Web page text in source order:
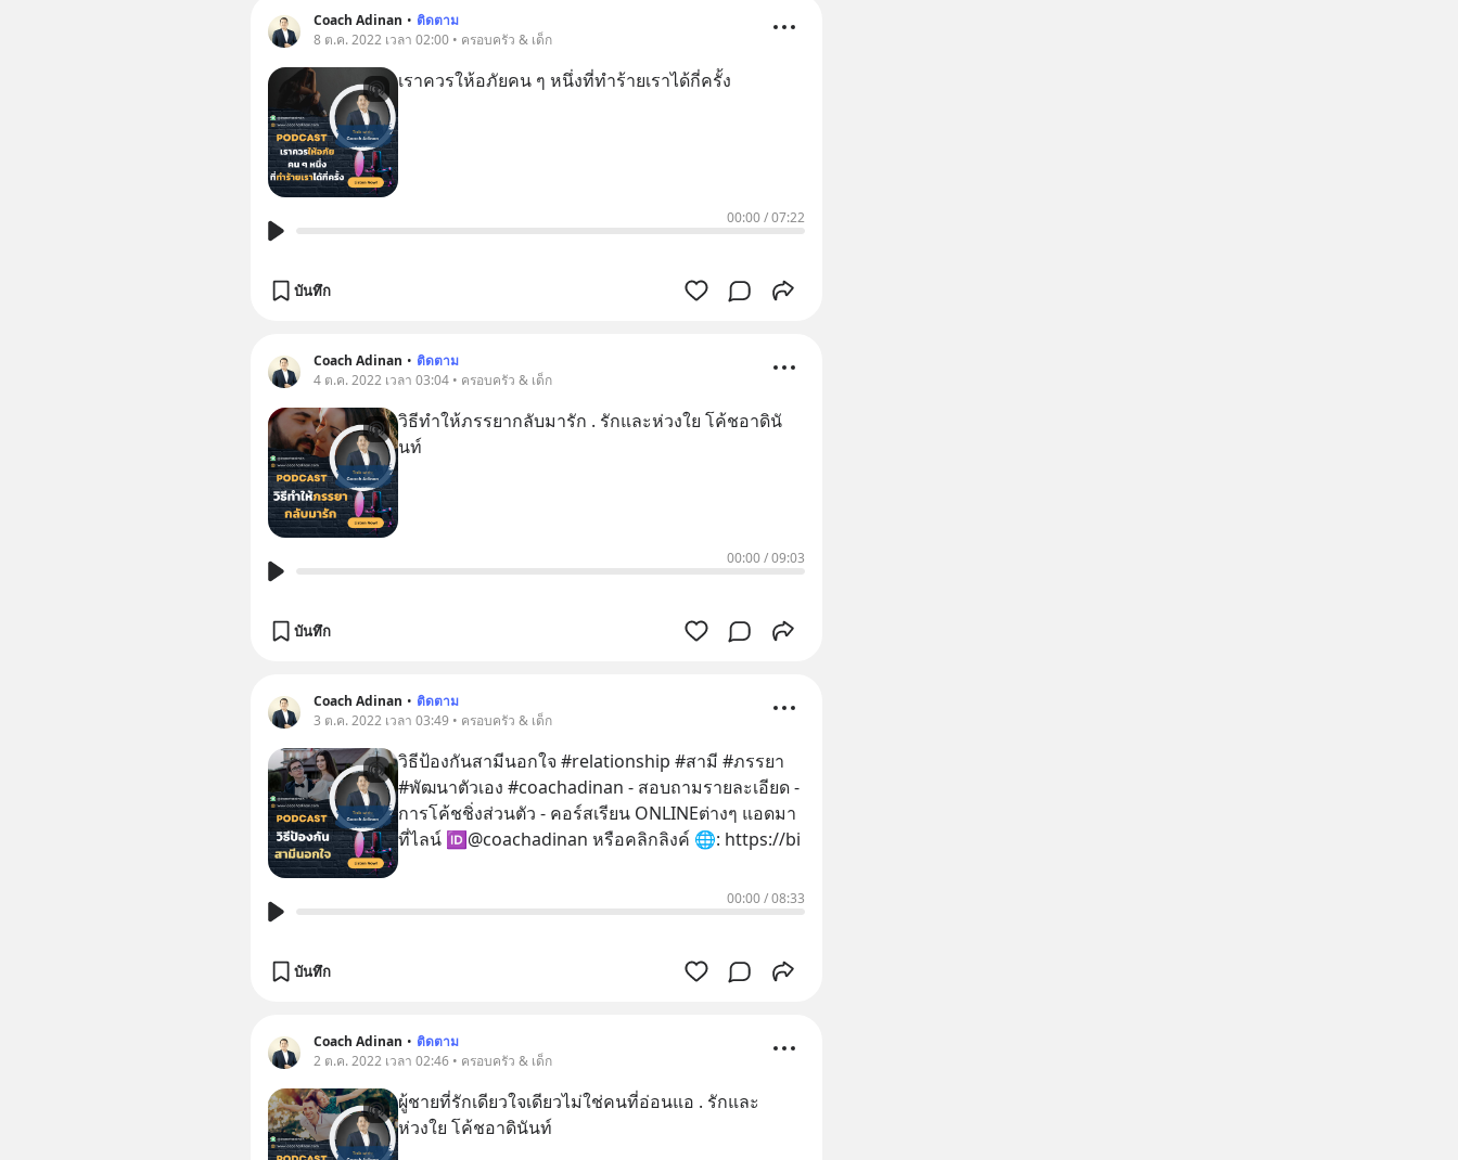
Coach Adinan • ติดตาม
8 ต.ค. 2022 เวลา 02:00 • ครอบครัว & เด็ก
เราควรให้อภัยคน ๆ หนึ่งที่ทำร้ายเราได้กี่ครั้ง
00:00/07:22
บันทึก
Coach Adinan • ติดตาม
4 ต.ค. 2022 เวลา 03:04 • ครอบครัว & เด็ก
วิธีทำให้ภรรยากลับมารัก . รักและห่วงใย โค้ชอาดินั
นท์
00:00/09:03
บันทึก
Coach Adinan • ติดตาม
3 ต.ค. 2022 เวลา 03:49 • ครอบครัว & เด็ก
วิธีป้องกันสามีนอกใจ #relationship #สามี #ภรรยา
#พัฒนาตัวเอง #coachadinan - สอบถามรายละเอียด -
การโค้ชชิ่งส่วนตัว - คอร์สเรียน​ ONLINEต่างๆ แอดมา
ที่ไลน์ 🆔@coachadinan หรือคลิกลิงค์ 🌐: https://bi
00:00/08:33
บันทึก
Coach Adinan • ติดตาม
2 ต.ค. 2022 เวลา 02:46 • ครอบครัว & เด็ก
ผู้ชายที่รักเดียวใจเดียวไม่ใช่คนที่อ่อนแอ . รักและ
ห่วงใย โค้ชอาดินันท์